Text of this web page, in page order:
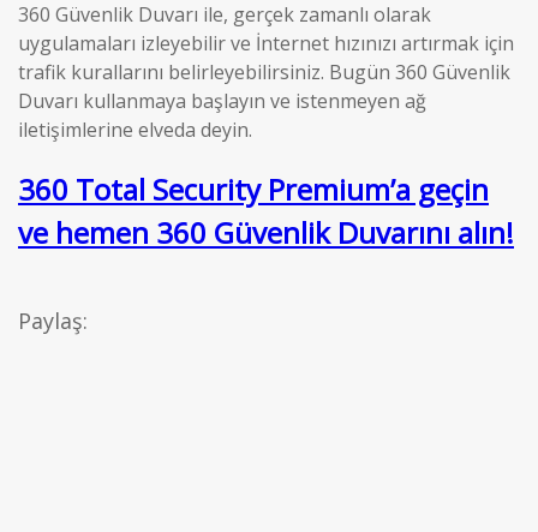
360 Güvenlik Duvarı ile, gerçek zamanlı olarak
uygulamaları izleyebilir ve İnternet hızınızı artırmak için
trafik kurallarını belirleyebilirsiniz. Bugün 360 Güvenlik
Duvarı kullanmaya başlayın ve istenmeyen ağ
iletişimlerine elveda deyin.
360 Total Security Premium’a geçin
ve hemen 360 Güvenlik Duvarını alın!
Paylaş: